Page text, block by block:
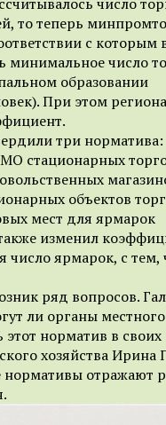
то теперь
с которым
минимальное число
образовании
При этом
три норматива:
стационарных
объектов
мест для ярмарок
изменил
число ярмарок, с
ряд вопросов.
ли органы местного
норматив в своих
хозяйства Ирина
отражают